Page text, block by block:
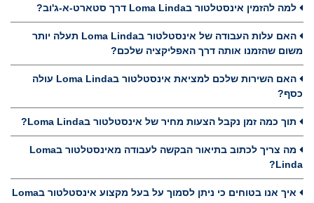
למה להזמין אינסטלטור בLoma Linda דרך סטארט-א-ג'וב?
האם עלות העבודה של אינסטלטור בLoma Linda תעלה יותר
משום שהזמנו אותה דרך האפליקציה שלכם?
האם השירות שלכם למציאת אינסטלטור בLoma Linda עולה
כסף?
תוך כמה זמן נקבל הצעות מחיר של אינסטלטור בLoma Linda?
מה צריך לכתוב בתיאור הבקשה לעבודה מאינסטלטור בLoma
Linda?
איך אנו בטוחים כי ניתן לסמוך על בעל מקצוע אינסטלטור בLoma